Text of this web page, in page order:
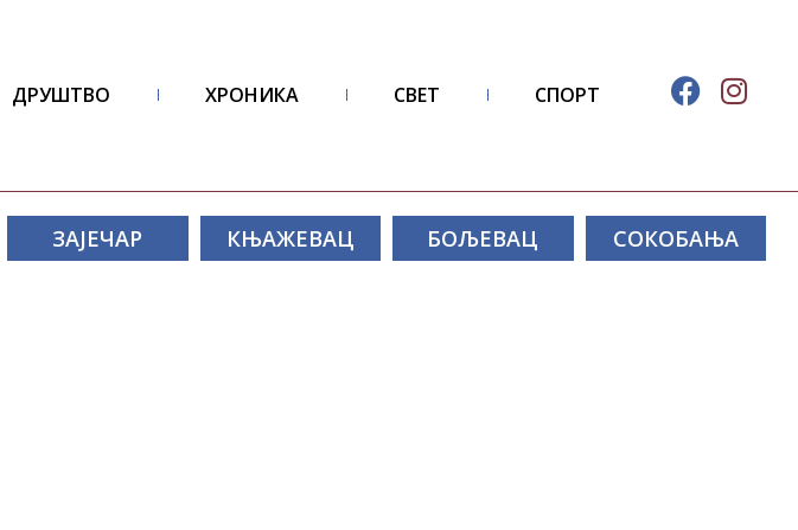
ДРУШТВО ХРОНИКА СВЕТ СПОРТ
ЗАЈЕЧАР КЊАЖЕВАЦ БОЉЕВАЦ СОКОБАЊА